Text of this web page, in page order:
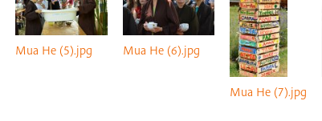
Mua He (5).jpg Mua He (6).jpg
Mua He (7).jpg